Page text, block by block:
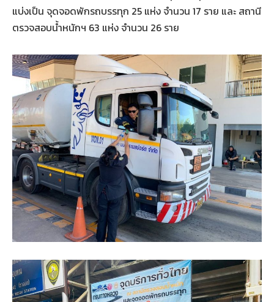
แบ่งเป็น จุดจอดพักรถบรรทุก 25 แห่ง จำนวน 17 ราย และ สถานี
ตรวจสอบน้ำหนักฯ 63 แห่ง จำนวน 26 ราย